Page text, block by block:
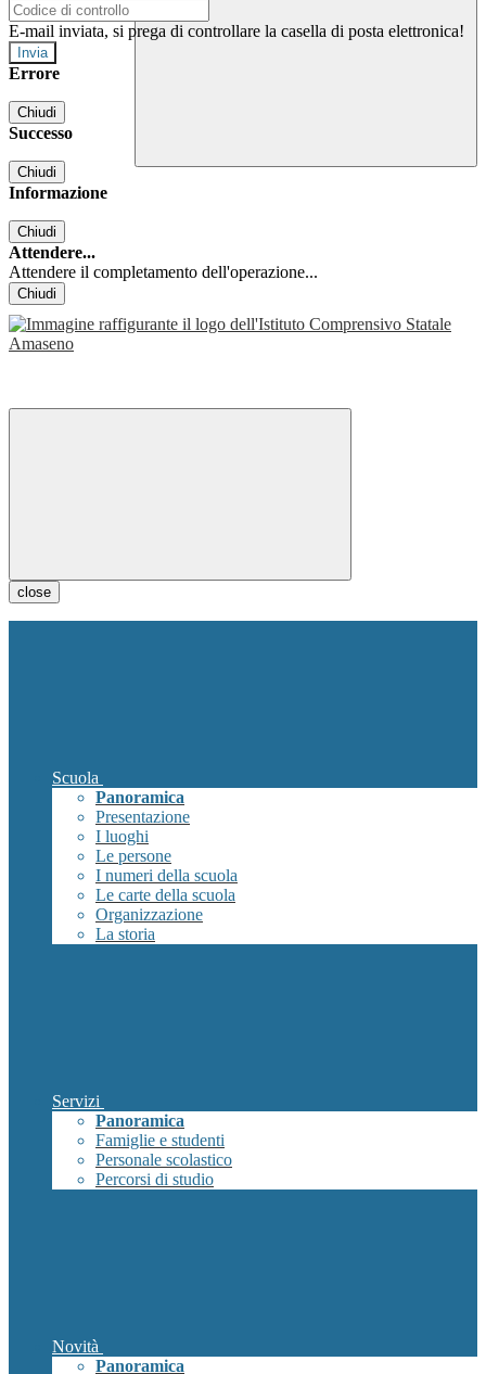
E-mail inviata, si prega di controllare la casella di posta elettronica!
Errore
Chiudi
Successo
Chiudi
Informazione
Chiudi
Attendere...
Attendere il completamento dell'operazione...
Chiudi
close
Scuola
Panoramica
Presentazione
I luoghi
Le persone
I numeri della scuola
Le carte della scuola
Organizzazione
La storia
Servizi
Panoramica
Famiglie e studenti
Personale scolastico
Percorsi di studio
Novità
Panoramica